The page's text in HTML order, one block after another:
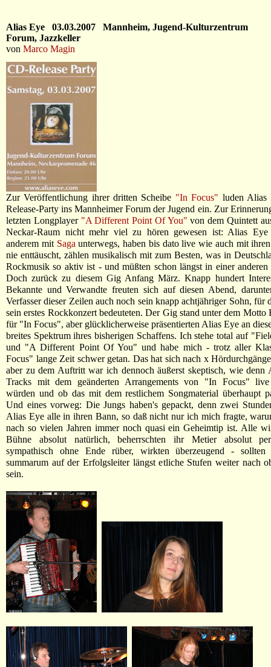
Alias Eye 03.03.2007 Mannheim, Jugend-Kulturzentrum
Forum, Jazzkeller
von Marco Magin
Zur Veröffentlichung ihrer dritten Scheibe "In Focus" luden Alias
Release-Party ins Mannheimer Forum der Jugend ein. Zur
letzten Longplayer "A Different Point Of You" von dem Quintett
Neckar-Raum nicht mehr viel zu hören gewesen ist: Alias Eye
anderem mit Saga unterwegs, haben bis dato live wie auch mit
nie enttäuscht, zählen musikalisch mit zum Besten, was in
Rockmusik so aktiv ist - und müßten schon längst in einer
Doch zurück zu diesem Gig Anfang März. Knapp hundert
Bekannte und Verwandte freuten sich auf diesen Abend,
Verfasser dieser Zeilen auch noch sein knapp achtjähriger Sohn, für
sein erstes Rockkonzert bedeuteten. Der Gig stand unter dem Motto
für "In Focus", aber glücklicherweise präsentierten Alias Eye an
breites Spektrum ihres bisherigen Schaffens. Ich stehe total auf
und "A Different Point Of You" und habe mich - trotz aller
Focus" lange Zeit schwer getan. Das hat sich nach x
aber zu dem Auftritt war ich dennoch äußerst skeptisch, wie denn
Tracks mit dem geänderten Arrangements von "In Focus" live
würden und ob das mit dem restlichem Songmaterial überhaupt
Und eines vorweg: Die Jungs haben's gepackt, denn zwei
Alias Eye alle in ihren Bann, so daß nicht nur ich mich fragte,
nach so vielen Jahren immer noch quasi ein Geheimtip ist. Alle
Bühne absolut natürlich, beherrschten ihr Metier absolut
sympathisch ohne Ende rüber, wirkten überzeugend - sollten
summarum auf der Erfolgsleiter längst etliche Stufen weiter nach
sein.